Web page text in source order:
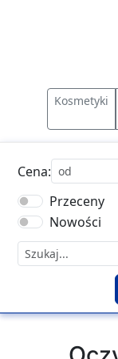
Kosmetyki
Cena:
Przeceny
Nowości